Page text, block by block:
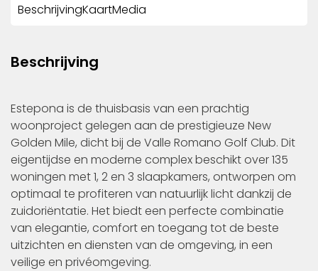
BeschrijvingKaartMedia
Beschrijving
Estepona is de thuisbasis van een prachtig
woonproject gelegen aan de prestigieuze New
Golden Mile, dicht bij de Valle Romano Golf Club. Dit
eigentijdse en moderne complex beschikt over 135
woningen met 1, 2 en 3 slaapkamers, ontworpen om
optimaal te profiteren van natuurlijk licht dankzij de
zuidoriëntatie. Het biedt een perfecte combinatie
van elegantie, comfort en toegang tot de beste
uitzichten en diensten van de omgeving, in een
veilige en privéomgeving.